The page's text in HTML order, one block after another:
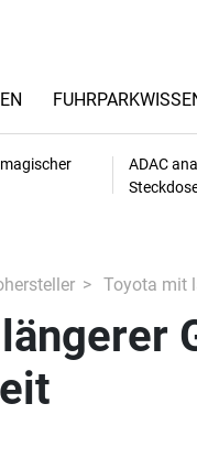
ADAC
Toyota mit